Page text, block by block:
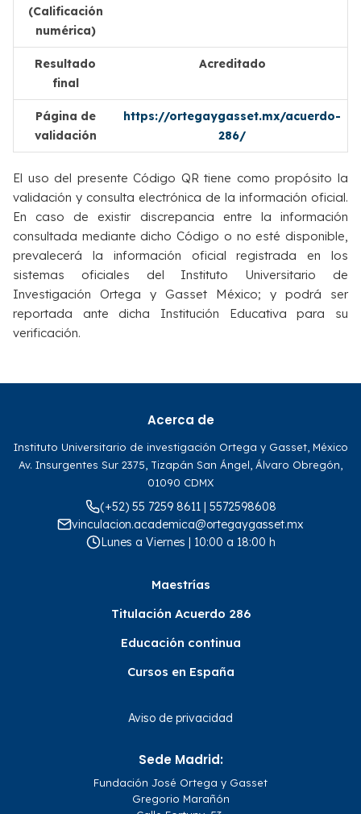
(Calificación
numérica)
Resultado
final
Acreditado
Página de
validación
https://ortegaygasset.mx/acuerdo-
286/
El uso del presente Código QR tiene como propósito la
validación y consulta electrónica de la información oficial.
En caso de existir discrepancia entre la información
consultada mediante dicho Código o no esté disponible,
prevalecerá la información oficial registrada en los
sistemas oficiales del Instituto Universitario de
Investigación Ortega y Gasset México; y podrá ser
reportada ante dicha Institución Educativa para su
verificación.
Acerca de
Instituto Universitario de investigación Ortega y Gasset, México
Av. Insurgentes Sur 2375, Tizapán San Ángel, Álvaro Obregón,
01090 CDMX
(+52) 55 7259 8611 | 5572598608
vinculacion.academica@ortegaygasset.mx
Lunes a Viernes | 10:00 a 18:00 h
Maestrías
Titulación Acuerdo 286
Educación continua
Cursos en España
Aviso de privacidad
Sede Madrid:
Fundación José Ortega y Gasset
Gregorio Marañón